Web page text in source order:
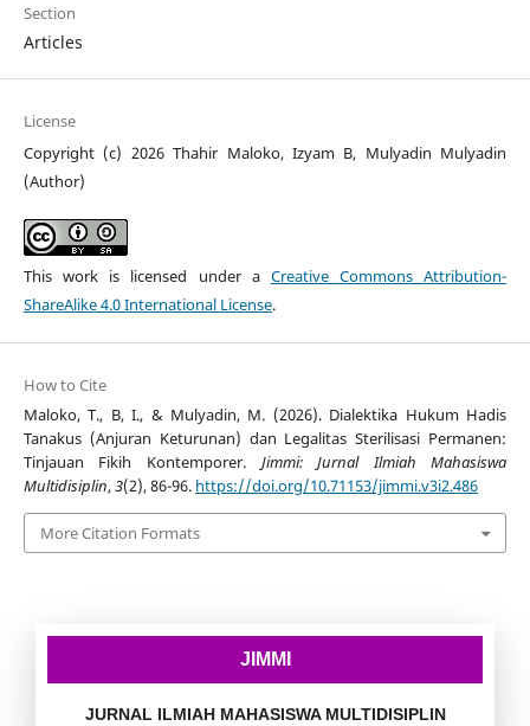
Section
Articles
License
Copyright (c) 2026 Thahir Maloko, Izyam B, Mulyadin Mulyadin
(Author)
This work is licensed under a Creative Commons Attribution-
ShareAlike 4.0 International License.
How to Cite
Maloko, T., B, I., & Mulyadin, M. (2026). Dialektika Hukum Hadis
Tanakus (Anjuran Keturunan) dan Legalitas Sterilisasi Permanen:
Tinjauan Fikih Kontemporer. Jimmi: Jurnal Ilmiah Mahasiswa
Multidisiplin,3(2), 86-96. https://doi.org/10.71153/jimmi.v3i2.486
More Citation Formats
JIMMI
JURNAL ILMIAH MAHASISWA MULTIDISIPLIN